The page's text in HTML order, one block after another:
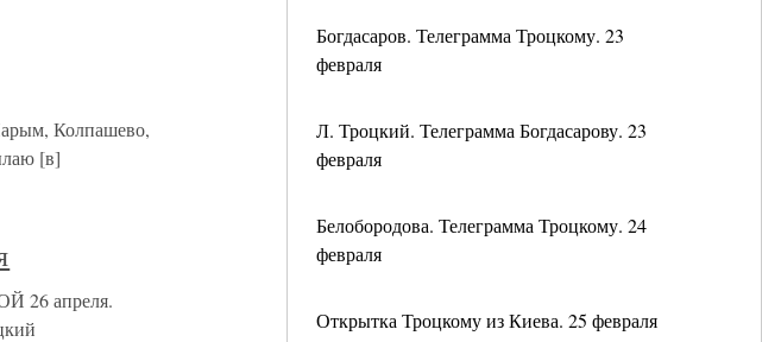
Богдасаров. Телеграмма Троцкому. 23
февраля
Л. Троцкий. Телеграмма Богдасарову. 23
февраля
Белобородова. Телеграмма Троцкому. 24
февраля
Открытка Троцкому из Киева. 25 февраля
Колпашево,
[в]
26 апреля.